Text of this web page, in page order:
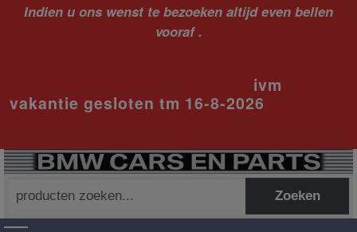
Indien u ons wenst te bezoeken altijd even bellen
vooraf .
ivm
vakantie gesloten tm 16-8-2026
naar:
Zoeken